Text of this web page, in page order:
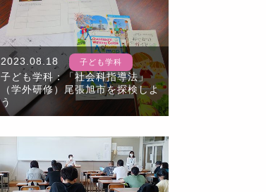
2023.08.18 子ども学科
子ども学科：「社会科指導法」
（学外研修）尾張旭市を探検しよ
う